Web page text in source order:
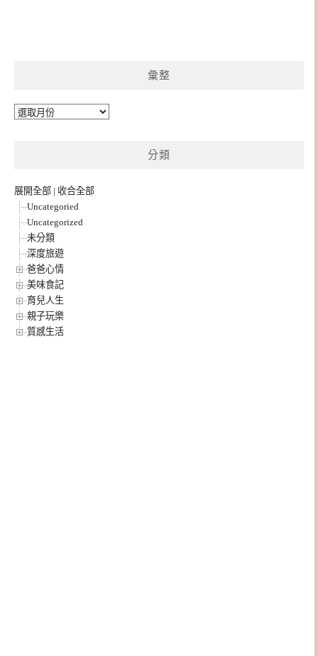
彙整
彙
分類
展開全部 | 收合全部
Uncategoried
Uncategorized
未分類
深度旅遊
爸爸心情
美味食記
育兒人生
親子玩樂
質感生活